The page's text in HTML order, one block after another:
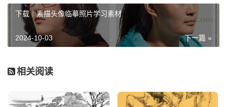
资源下载
下载｜素描头像临摹照片学习素材
下一篇 »
2024-10-03
相关阅读